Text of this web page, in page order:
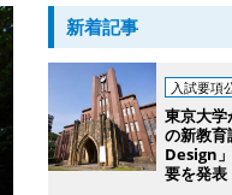
新着記事
入試要項
東京大学
の新教
Design
要を発表